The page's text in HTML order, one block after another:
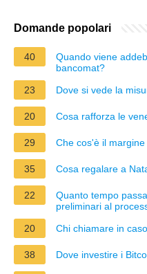
Domande popolari
40
Quando viene
bancomat?
23
Dove si vede la
20 Cosa rafforza le
29 Che cos'è il
35 Cosa regalare a
22
Quanto tempo
preliminari al
20
Chi chiamare in
38 Dove investire i